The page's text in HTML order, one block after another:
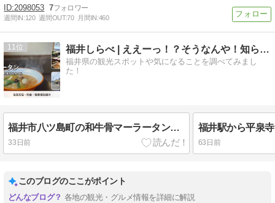
2098053 7
週間IN:120 週間OUT:70 月間IN:460
11 福井しらべ | ええーっ！？そうなんや！知らんかったわ。
福井県の観光スポットや気になることを調べてみまし
た！
福井市八ツ島町の和牛骨マーラータンへ！注文方法・料金・駐車場を紹介
33日前 63日前
このブログのここがポイント
各地の観光・グルメ情報を詳細に解説